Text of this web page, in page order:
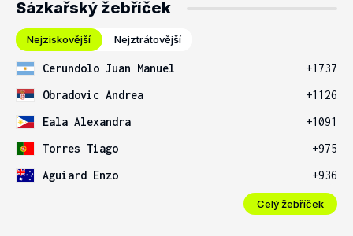
Sázkařský žebříček
Nejziskovější Nejztrátovější
Cerundolo Juan Manuel
+1737
Obradovic Andrea
+1126
Eala Alexandra
+1091
Torres Tiago
+975
Aguiard Enzo
+936
Celý žebříček